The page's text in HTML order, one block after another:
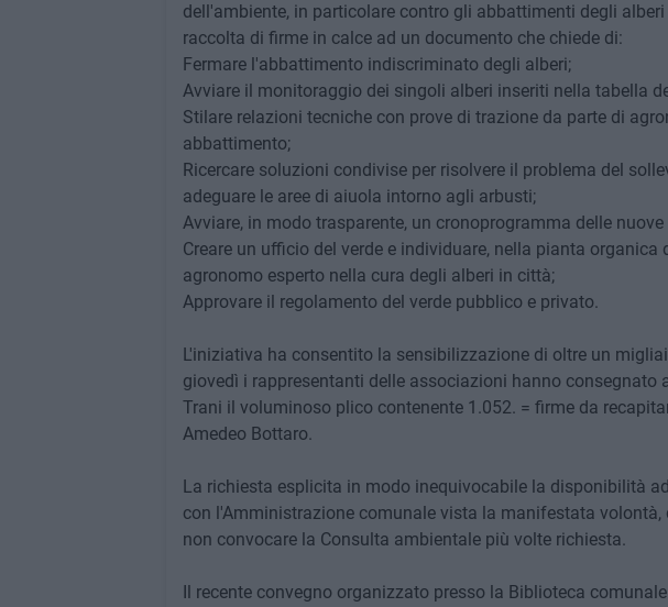
dell'ambiente, in particolare contro gli abbattimenti degli
raccolta di firme in calce ad un documento che chiede di:
Fermare l'abbattimento indiscriminato degli alberi;
Avviare il monitoraggio dei singoli alberi inseriti nella tabella
Stilare relazioni tecniche con prove di trazione da parte di
abbattimento;
Ricercare soluzioni condivise per risolvere il problema del
adeguare le aree di aiuola intorno agli arbusti;
Avviare, in modo trasparente, un cronoprogramma delle
Creare un ufficio del verde e individuare, nella pianta organica
agronomo esperto nella cura degli alberi in città;
Approvare il regolamento del verde pubblico e privato.
L'iniziativa ha consentito la sensibilizzazione di oltre un
giovedì i rappresentanti delle associazioni hanno consegnato
Trani il voluminoso plico contenente 1.052. = firme da
Amedeo Bottaro.
La richiesta esplicita in modo inequivocabile la disponibilità
con l'Amministrazione comunale vista la manifestata
non convocare la Consulta ambientale più volte richiesta.
Il recente convegno organizzato presso la Biblioteca